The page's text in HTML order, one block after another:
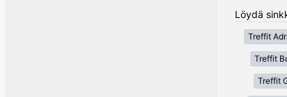
Löydä
Treffit
Treffit
Treffit